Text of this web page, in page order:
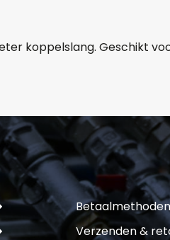
koppelslang. Geschikt
Betaalmethoden
Verzenden &